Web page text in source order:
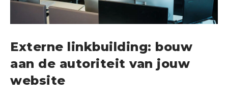
Externe linkbuilding: bouw
aan de autoriteit van jouw
website